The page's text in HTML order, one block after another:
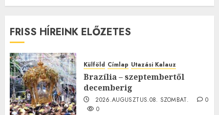
FRISS HÍREINK ELŐZETES
Külföld Címlap Utazási Kalauz
Brazília – szeptembertől
decemberig
2026.AUGUSZTUS.08. SZOMBAT.
0
0